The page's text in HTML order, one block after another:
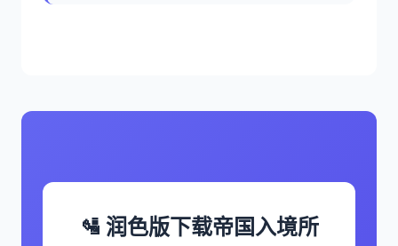
🛂 润色版下载帝国入境所